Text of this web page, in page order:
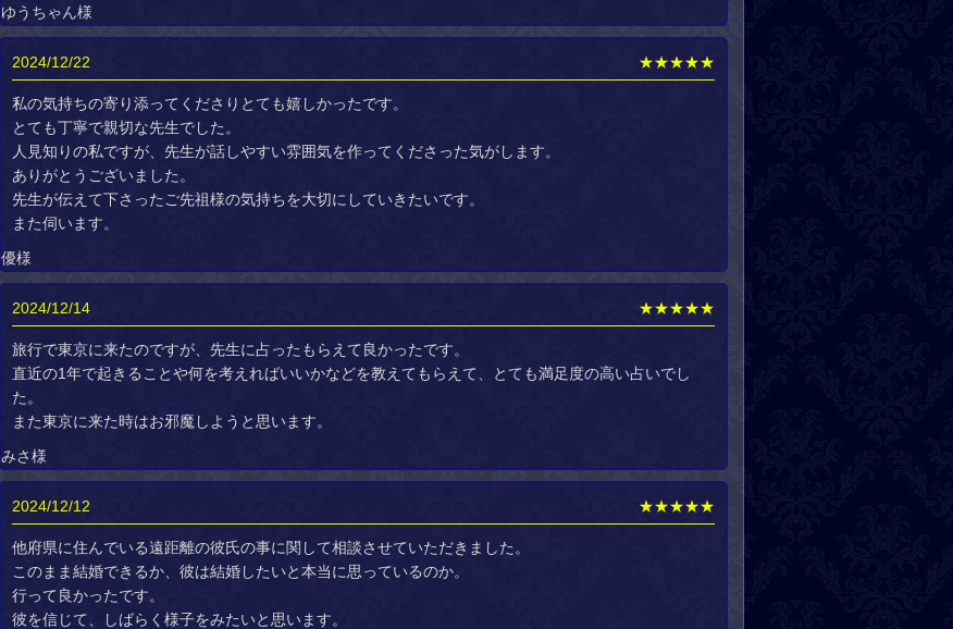
ゆうちゃん様
2024/12/22 ★★★★★
私の気持ちの寄り添ってくださりとても嬉しかったです。
とても丁寧で親切な先生でした。
人見知りの私ですが、先生が話しやすい雰囲気を作ってくださった気がします。
ありがとうございました。
先生が伝えて下さったご先祖様の気持ちを大切にしていきたいです。
また伺います。
優様
2024/12/14 ★★★★★
旅行で東京に来たのですが、先生に占ったもらえて良かったです。
直近の1年で起きることや何を考えればいいかなどを教えてもらえて、とても満足度の高い占いでし
た。
また東京に来た時はお邪魔しようと思います。
みさ様
2024/12/12 ★★★★★
他府県に住んでいる遠距離の彼氏の事に関して相談させていただきました。
このまま結婚できるか、彼は結婚したいと本当に思っているのか。
行って良かったです。
彼を信じて、しばらく様子をみたいと思います。